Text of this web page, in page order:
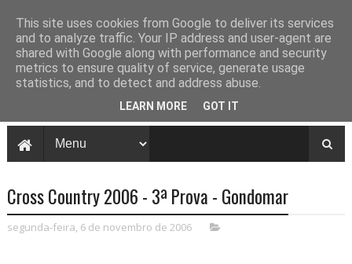
Cross Country 2006 - 3ª Prova - Gondomar
segunda-feira, 6 de novembro de 2006
This site uses cookies from Google to deliver its services
and to analyze traffic. Your IP address and user-agent are
shared with Google along with performance and security
metrics to ensure quality of service, generate usage
statistics, and to detect and address abuse.
LEARN MORE GOT IT